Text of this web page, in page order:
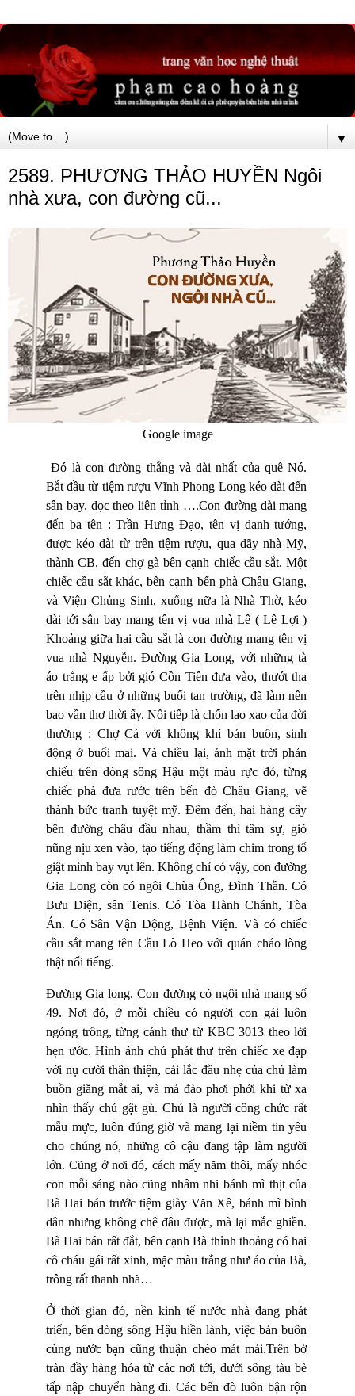
▼
2589. PHƯƠNG THẢO HUYỀN Ngôi
nhà xưa, con đường cũ...
Google image
Đó là con đường thẳng và dài nhất của quê Nó.
Bắt đầu từ tiệm rượu Vĩnh Phong Long kéo dài đến
sân bay, dọc theo liên tỉnh ….Con đường dài mang
đến ba tên : Trần Hưng Đạo, tên vị danh tướng,
được kéo dài từ trên tiệm rượu, qua dãy nhà Mỹ,
thành CB, đến chợ gà bên cạnh chiếc cầu sắt. Một
chiếc cầu sắt khác, bên cạnh bến phà Châu Giang,
và Viện Chủng Sinh, xuống nữa là Nhà Thờ, kéo
dài tới sân bay mang tên vị vua nhà Lê ( Lê Lợi )
Khoảng giữa hai cầu sắt là con đường mang tên vị
vua nhà Nguyễn. Đường Gia Long, với những tà
áo trắng e ấp bởi gió Cồn Tiên đưa vào, thướt tha
trên nhịp cầu ở những buổi tan trường, đã làm nên
bao vần thơ thời ấy. Nối tiếp là chốn lao xao của đời
thường : Chợ Cá với không khí bán buôn, sinh
động ở buổi mai. Và chiều lại, ánh mặt trời phản
chiếu trên dòng sông Hậu một màu rực đỏ, từng
chiếc phà đưa rước trên bến đò Châu Giang, vẽ
thành bức tranh tuyệt mỹ. Đêm đến, hai hàng cây
bên đường châu đầu nhau, thầm thì tâm sự, gió
nũng nịu xen vào, tạo tiếng động làm chim trong tổ
giật mình bay vụt lên. Không chỉ có vậy, con đường
Gia Long còn có ngôi Chùa Ông, Đình Thần. Có
Bưu Điện, sân Tenis. Có Tòa Hành Chánh, Tòa
Án. Có Sân Vận Động, Bệnh Viện. Và có chiếc
cầu sắt mang tên Cầu Lò Heo với quán cháo lòng
thật nổi tiếng.
Đường Gia long. Con đường có ngôi nhà mang số
49. Nơi đó, ở mỗi chiều có người con gái luôn
ngóng trông, từng cánh thư từ KBC 3013 theo lời
hẹn ước. Hình ảnh chú phát thư trên chiếc xe đạp
với nụ cười thân thiện, cái lắc đầu nhẹ của chú làm
buồn giăng mắt ai, và má đào phơi phới khi từ xa
nhìn thấy chú gật gù. Chú là người công chức rất
mẫu mực, luôn đúng giờ và mang lại niềm tin yêu
cho chúng nó, những cô cậu đang tập làm người
lớn. Cũng ở nơi đó, cách mấy năm thôi, mấy nhóc
con mỗi sáng nào cũng nhâm nhi bánh mì thịt của
Bà Hai bán trước tiệm giày Văn Xê, bánh mì bình
dân nhưng không chê đâu được, mà lại mắc ghiền.
Bà Hai bán rất đắt, bên cạnh Bà thỉnh thoảng có hai
cô cháu gái rất xinh, mặc màu trắng như áo của Bà,
trông rất thanh nhã…
Ở thời gian đó, nền kinh tế nước nhà đang phát
triển, bên dòng sông Hậu hiền lành, việc bán buôn
cùng nước bạn cũng thuận chèo mát mái.Trên bờ
tràn đầy hàng hóa từ các nơi tới, dưới sông tàu bè
tấp nập chuyển hàng đi. Các bến đò luôn bận rộn